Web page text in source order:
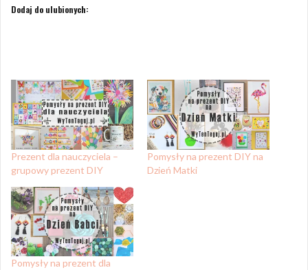
Dodaj do ulubionych:
Prezent dla nauczyciela –
grupowy prezent DIY
Pomysły na prezent DIY na
Dzień Matki
Pomysły na prezent dla